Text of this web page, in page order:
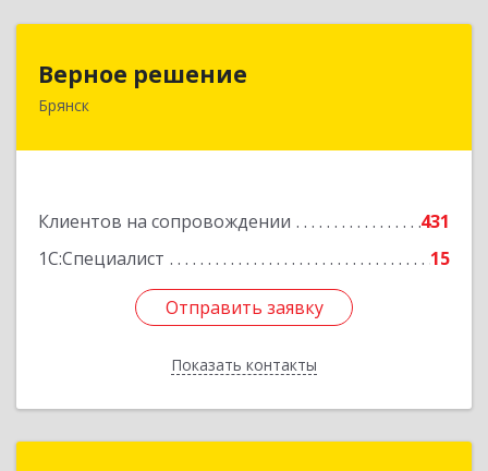
Верное решение
Брянск
Клиентов на сопровождении
431
1С:Специалист
15
Отправить заявку
Показать контакты
241035, Брянская обл, Брянск г, Ульянова ул,
Отправить заявку
Назад